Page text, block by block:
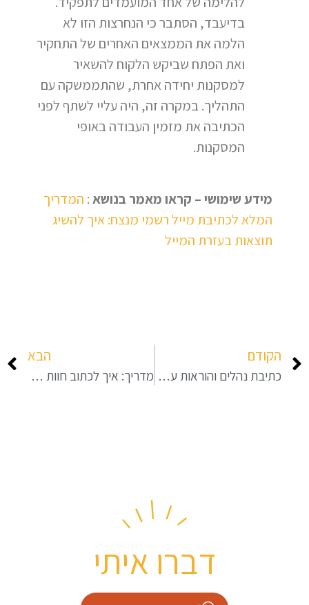
בדיעבד, הסתבר כי הנחרצות הזו לא
הלמה את הממצאים האחרים של התחקיר
ואת הפתח שביקש הלקוח להשאיר
למסקנות יחידה אחרת, שהתממשקה עם
התהליך. במקרה זה, היה עליי לשתף לפני
הכתיבה את מזמין העבודה באופי
המסקנות.
מידע שימושי – קראו מאמר בנושא: המדריך
המלא לכתיבת מייל רשמי מנצח: איך להשיג
תוצאות בעזרת המייל
הקודם
כתיבת נהלים והוראות עבודה
הבא
מדריך: איך לכתוב חוות דעת לבית משפט
דברו איתי